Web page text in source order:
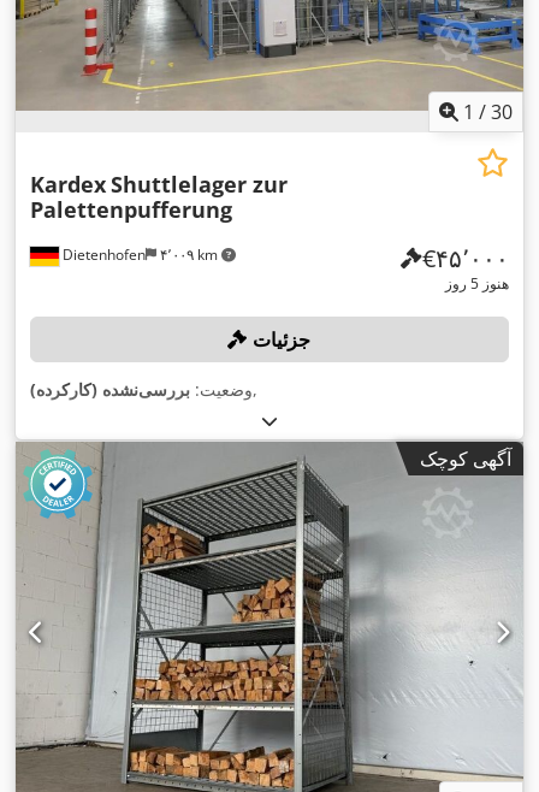
1 /30
Dietenhofen ۴٬۰۰۹ km
KardexShuttlelager zur
Palettenpufferung
‎€۴۵٬۰۰۰
هنوز 5 روز
جزئیات
وضعیت: بررسی‌نشده (کارکرده) ,
آگهی کوچک